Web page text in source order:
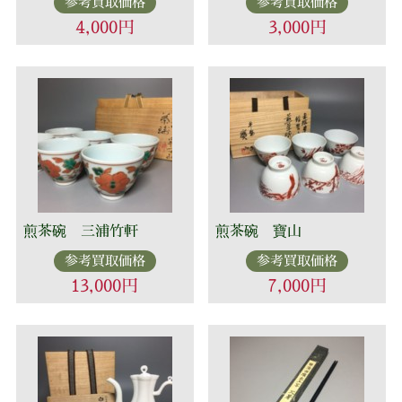
4,000円 3,000円
煎茶碗 三浦竹軒
参考買取価格
13,000円
煎茶碗 寶山
参考買取価格
7,000円